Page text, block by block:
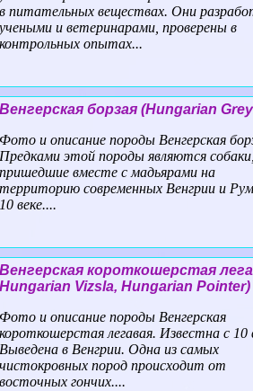
в питательных веществах. Они
учеными и ветеринарами, проверены в
контрольных опытах...
Венгерская борзая (Hungarian
Фото и описание породы Венгерская
Предками этой породы являются собаки,
пришедшие вместе с мадьярами на
территорию современных Венгрии и
10 веке....
Венгерская короткошерстая
Hungarian Vizsla, Hungarian Pointer)
Фото и описание породы Венгерская
короткошерстая легавая. Известна с 10
Выведена в Венгрии. Одна из самых
чистокровных пород происходит от
восточных гончих....